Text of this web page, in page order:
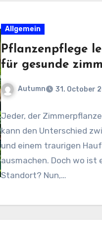
Allgemein
Pflanzenpflege
für gesunde
Autumn 31. October
Jeder, der
kann den Unterschied
und einem traurigen
ausmachen. Doch wo
Standort? Nun,…